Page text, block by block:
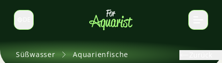
Sprache wechseln
Süßwasser Aquarienfische